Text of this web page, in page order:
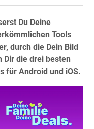
Du Deine
Tools
durch die Dein Bild
Dir die drei besten
für Android und iOS.